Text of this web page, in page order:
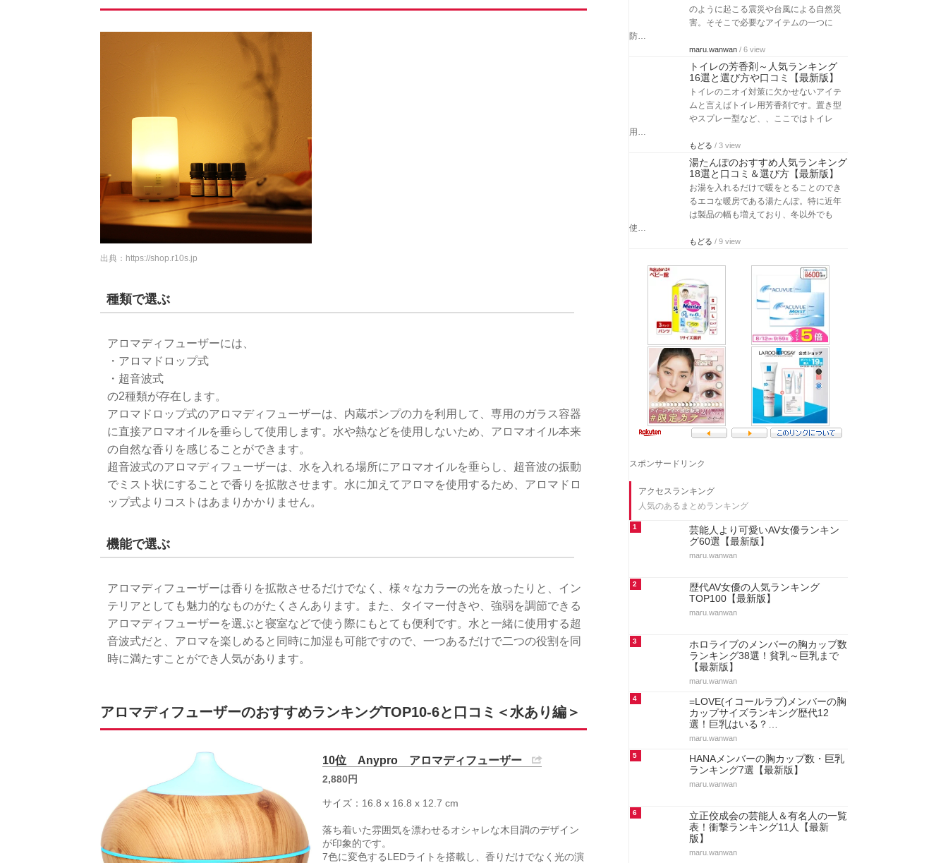
出典： https://shop.r10s.jp
種類で選ぶ
アロマディフューザーには、
・アロマドロップ式
・超音波式
の2種類が存在します。
アロマドロップ式のアロマディフューザーは、内蔵ポンプの力を利用して、専用のガラス容器
に直接アロマオイルを垂らして使用します。水や熱などを使用しないため、アロマオイル本来
の自然な香りを感じることができます。
超音波式のアロマディフューザーは、水を入れる場所にアロマオイルを垂らし、超音波の振動
でミスト状にすることで香りを拡散させます。水に加えてアロマを使用するため、アロマドロ
ップ式よりコストはあまりかかりません。
機能で選ぶ
アロマディフューザーは香りを拡散させるだけでなく、様々なカラーの光を放ったりと、イン
テリアとしても魅力的なものがたくさんあります。また、タイマー付きや、強弱を調節できる
アロマディフューザーを選ぶと寝室などで使う際にもとても便利です。水と一緒に使用する超
音波式だと、アロマを楽しめると同時に加湿も可能ですので、一つあるだけで二つの役割を同
時に満たすことができ人気があります。
アロマディフューザーのおすすめランキングTOP10-6と口コミ＜水あり編＞
10位 Anypro アロマディフューザー
2,880円
サイズ：16.8 x 16.8 x 12.7 cm
落ち着いた雰囲気を漂わせるオシャレな木目調のデザイン
が印象的です。
7色に変色するLEDライトを搭載し、香りだけでなく光の演
のように起こる震災や台風による自然災
害。そそこで必要なアイテムの一つに
防…
maru.wanwan / 6 view
トイレの芳香剤～人気ランキング
16選と選び方や口コミ【最新版】
トイレのニオイ対策に欠かせないアイテ
ムと言えばトイレ用芳香剤です。置き型
やスプレー型など、、ここではトイレ
用…
もどる / 3 view
湯たんぽのおすすめ人気ランキング
18選と口コミ＆選び方【最新版】
お湯を入れるだけで暖をとることのでき
るエコな暖房である湯たんぽ。特に近年
は製品の幅も増えており、冬以外でも
使…
もどる / 9 view
スポンサードリンク
アクセスランキング
人気のあるまとめランキング
1
芸能人より可愛いAV女優ランキン
グ60選【最新版】
maru.wanwan
2
歴代AV女優の人気ランキング
TOP100【最新版】
maru.wanwan
3
ホロライブのメンバーの胸カップ数
ランキング38選！貧乳～巨乳まで
【最新版】
maru.wanwan
4
=LOVE(イコールラブ)メンバーの胸
カップサイズランキング歴代12
選！巨乳はいる？…
maru.wanwan
5
HANAメンバーの胸カップ数・巨乳
ランキング7選【最新版】
maru.wanwan
6
立正佼成会の芸能人＆有名人の一覧
表！衝撃ランキング11人【最新
版】
maru.wanwan